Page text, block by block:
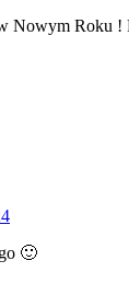
Nowym Roku !
🙂